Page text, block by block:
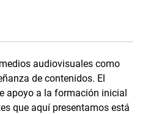
audiovisuales como
de contenidos. El
apoyo a la formación inicial
que aquí presentamos está